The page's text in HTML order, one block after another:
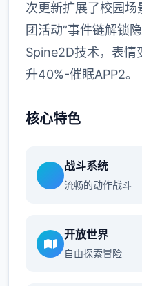
次更新扩展了校园场
团活动”事件链解锁
Spine2D技术，表情
升40%-催眠APP2。
核心特色
战斗系统
流畅的动作战斗
开放世界
自由探索冒险